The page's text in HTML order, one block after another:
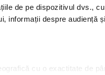
de pe dispozitivul dvs.,
informații despre audiență
cu o exactitate de